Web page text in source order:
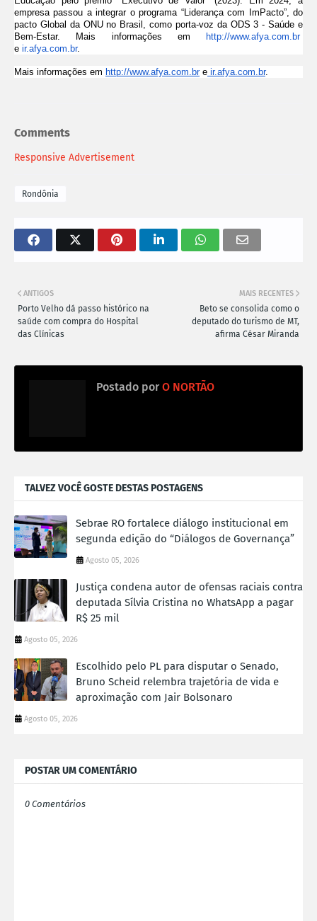
empresa passou a integrar o programa “Liderança com ImPacto”, do
pacto Global da ONU no Brasil, como porta-voz da ODS 3 - Saúde e
Bem-Estar. Mais informações em
http://www.afya.com.br
e ir.afya.com.br.
Mais informações em http://www.afya.com.bre ir.afya.com.br.
Comments
Responsive Advertisement
Rondônia
MAIS RECENTES
Beto se consolida como o
deputado do turismo de MT,
afirma César Miranda
ANTIGOS
Porto Velho dá passo histórico na
saúde com compra do Hospital
das Clínicas
Postado por O NORTÃO
TALVEZ VOCÊ GOSTE DESTAS POSTAGENS
Sebrae RO fortalece diálogo institucional em
segunda edição do “Diálogos de Governança”
Agosto 05, 2026
Justiça condena autor de ofensas raciais contra
deputada Sílvia Cristina no WhatsApp a pagar
R$ 25 mil
Agosto 05, 2026
Escolhido pelo PL para disputar o Senado,
Bruno Scheid relembra trajetória de vida e
aproximação com Jair Bolsonaro
Agosto 05, 2026
POSTAR UM COMENTÁRIO
0 Comentários